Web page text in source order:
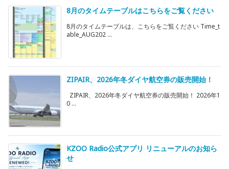
8月のタイムテーブルはこちらをご覧ください
8月のタイムテーブルは、こちらをご覧ください Time_t
able_AUG202 ...
ZIPAIR、2026年冬ダイヤ航空券の販売開始！
ZIPAIR、2026年冬ダイヤ航空券の販売開始！ 2026年1
0 ...
KZOO Radio公式アプリ リニューアルのお知ら
せ